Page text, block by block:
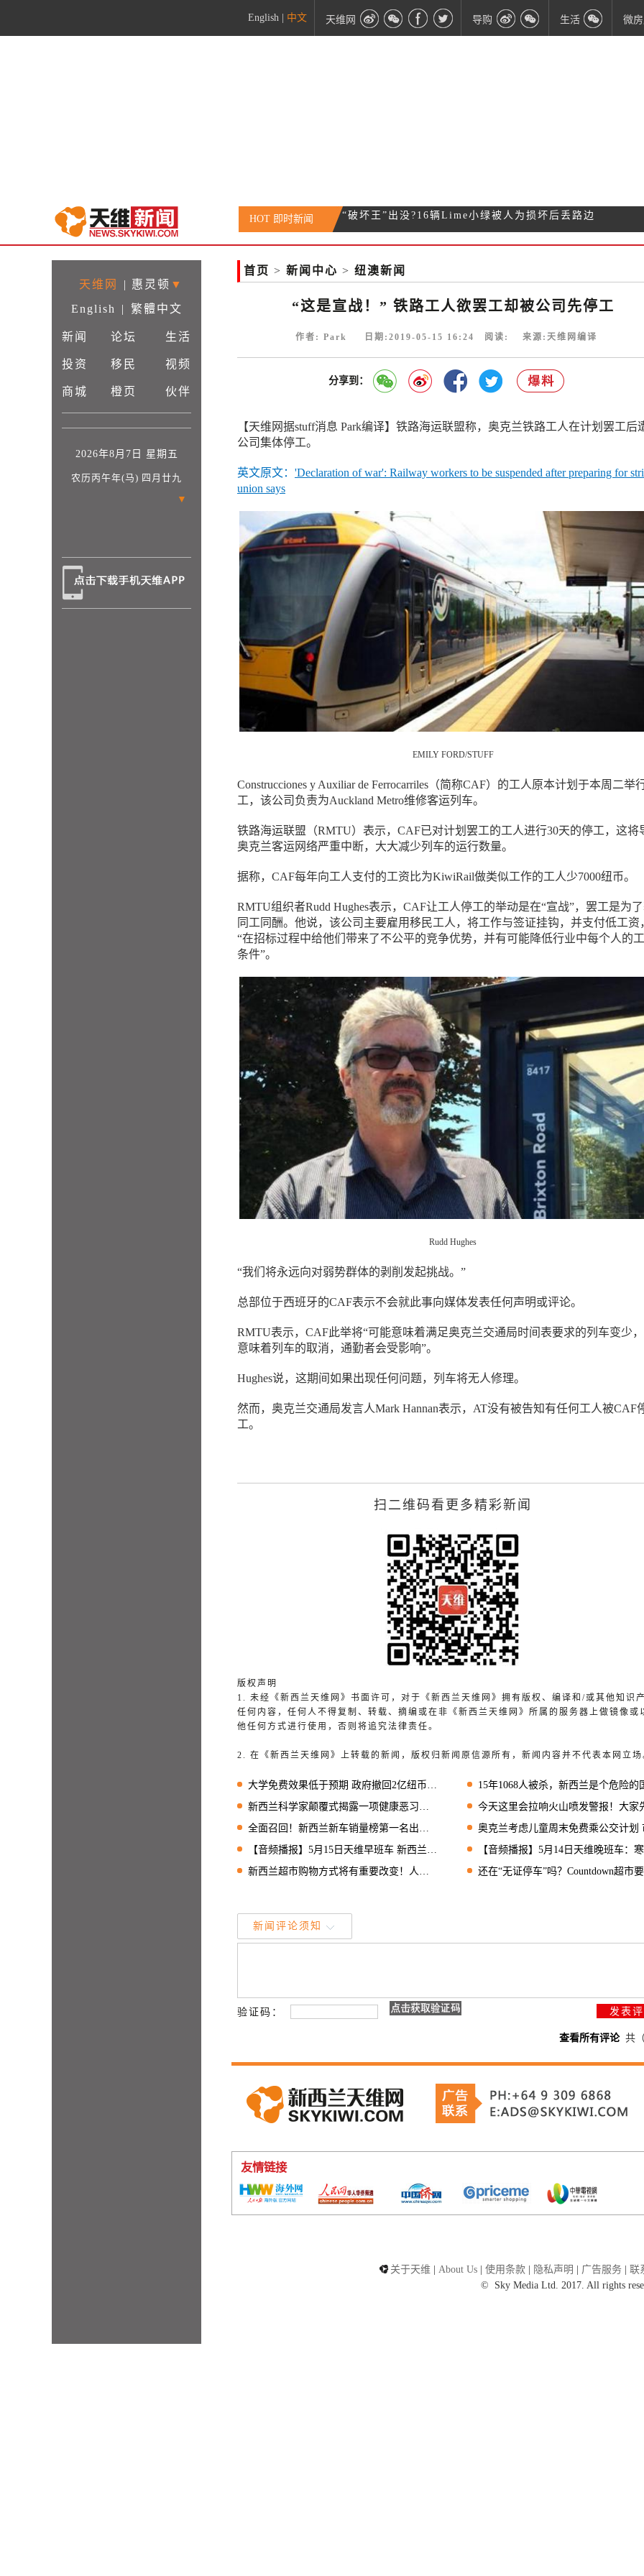
English 中文 天维网 导购 生活 微
HOT 即时新闻
新西兰本土著名男明星死亡 曾出演全国超火肥皂剧
幕
“破坏王”出没?16辆Lime小绿被人为损坏后丢路边
天维网 | 惠灵顿 ▼
English
| 繁體中文
新闻 论坛 生活
投资 移民 视频
商城 橙页 伙伴
2026年8月7日 星期五
农历丙午年(马) 四月廿九
▼
首页 > 新闻中心 > 纽澳新闻
“这是宣战！” 铁路工人欲罢工却被公司先停工
作者: Park 日期:2019-05-15 16:24 阅读: 来源:天维网编译
分享到：
【天维网据stuff消息 Park编译】铁路海运联盟称，奥克兰铁路工人在计划罢工后
公司集体停工。
英文原文： 'Declaration of war': Railway workers to be suspended after preparing for
union says
EMILY FORD/STUFF
Construcciones y Auxiliar de Ferrocarriles（简称CAF）的工人原本计划于本周二举
工，该公司负责为Auckland Metro维修客运列车。
铁路海运联盟（RMTU）表示，CAF已对计划罢工的工人进行30天的停工，这将
奥克兰客运网络严重中断，大大减少列车的运行数量。
据称，CAF每年向工人支付的工资比为KiwiRail做类似工作的工人少7000纽币。
RMTU组织者Rudd Hughes表示，CAF让工人停工的举动是在“宣战”，罢工是为
同工同酬。他说，该公司主要雇用移民工人，将工作与签证挂钩，并支付低工资
“在招标过程中给他们带来了不公平的竞争优势，并有可能降低行业中每个人的
条件”。
Rudd Hughes
“我们将永远向对弱势群体的剥削发起挑战。”
总部位于西班牙的CAF表示不会就此事向媒体发表任何声明或评论。
RMTU表示，CAF此举将“可能意味着满足奥克兰交通局时间表要求的列车变少
意味着列车的取消，通勤者会受影响”。
Hughes说，这期间如果出现任何问题，列车将无人修理。
然而，奥克兰交通局发言人Mark Hannan表示，AT没有被告知有任何工人被CAF
工。
扫二维码看更多精彩新闻
版权声明
1. 未经《新西兰天维网》书面许可，对于《新西兰天维网》拥有版权、编译和/或其他知识
任何内容，任何人不得复制、转载、摘编或在非《新西兰天维网》所属的服务器上做镜像或
他任何方式进行使用，否则将追究法律责任。
2. 在《新西兰天维网》上转载的新闻，版权归新闻原信源所有，新闻内容并不代表本网立场
大学免费效果低于预期 政府撤回2亿纽币拨款
15年1068人被杀，新西兰是个危险的国家吗
新西兰科学家颠覆式揭露一项健康恶习！好多人都有……
今天这里会拉响火山喷发警报！大家先别慌
全面召回！新西兰新车销量榜第一名出现安全隐患
奥克兰考虑儿童周末免费乘公交计划 市长
【音频播报】5月15日天维早班车 新西兰人这么爱喝咖啡，原来是因为...
【音频播报】5月14日天维晚班车：寒心！有人利用恐袭死者
新西兰超市购物方式将有重要改变！人人可参与
还在“无证停车”吗？Countdown超市要严
新闻评论须知
验证码：
查看所有评论共（
友情链接
关于天维 | About Us | 使用条款 | 隐私声明 | 广告服务 | 联
©
Sky Media Ltd. 2017. All rights